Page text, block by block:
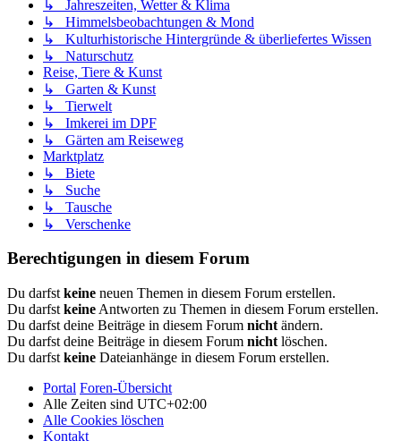
↳ Jahreszeiten, Wetter & Klima
↳ Himmelsbeobachtungen & Mond
↳ Kulturhistorische Hintergründe & überliefertes Wissen
↳ Naturschutz
Reise, Tiere & Kunst
↳ Garten & Kunst
↳ Tierwelt
↳ Imkerei im DPF
↳ Gärten am Reiseweg
Marktplatz
↳ Biete
↳ Suche
↳ Tausche
↳ Verschenke
Berechtigungen in diesem Forum
Du darfst keine neuen Themen in diesem Forum erstellen.
Du darfst keine Antworten zu Themen in diesem Forum erstellen.
Du darfst deine Beiträge in diesem Forum nicht ändern.
Du darfst deine Beiträge in diesem Forum nicht löschen.
Du darfst keine Dateianhänge in diesem Forum erstellen.
Portal Foren-Übersicht
Alle Zeiten sind UTC+02:00
Alle Cookies löschen
Kontakt